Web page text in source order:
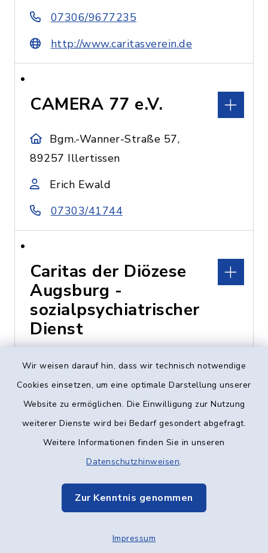
Wir weisen darauf hin, dass wir technisch notwendige
Cookies einsetzen, um eine optimale Darstellung unserer
Website zu ermöglichen. Die Einwilligung zur Nutzung
weiterer Dienste wird bei Bedarf gesondert abgefragt.
Weitere Informationen finden Sie in unseren
Datenschutzhinweisen.
Zur Kenntnis genommen
Impressum
07306/9677235
http://www.caritasverein.de
CAMERA 77 e.V.
Bgm.-Wanner-Straße 57,
89257 Illertissen
Erich Ewald
07303/41744
Caritas der Diözese
Augsburg -
sozialpsychiatrischer
Dienst
Heinz-Rühmann-Str. 7,
89231 Neu-Ulm
0731 - 73424
Caritas-Centrum
Vöhringen
Vogelstraße 8, 89269